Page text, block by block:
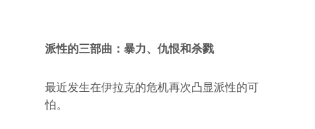
派性的三部曲：暴力、仇恨和杀戮
最近发生在伊拉克的危机再次凸显派性的可
怕。